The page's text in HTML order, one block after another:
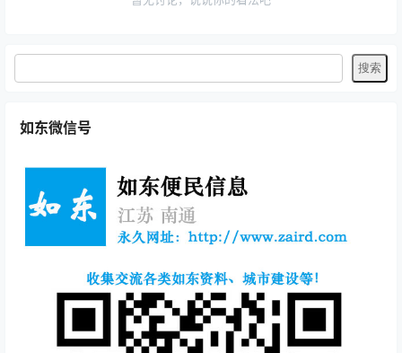
如东微信号